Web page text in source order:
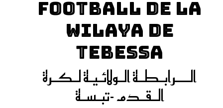
FOOTBALL DE LA
WILAYA DE
TEBESSA
الـــرابـطـة الـولائـيـة لـكـرة
الـقـدم -تبـسـة